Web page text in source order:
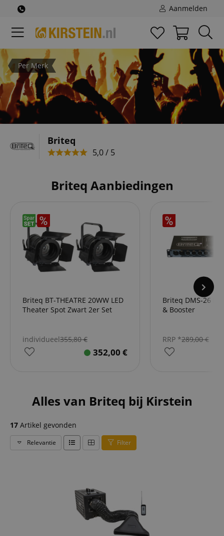
Aanmelden
Per Merk
Briteq
5,0 / 5
Briteq Aanbiedingen
Briteq BT-THEATRE 20WW LED
Theater Spot Zwart 2er Set
individueel355,80€
352,00 €
Briteq DMS-26
& Booster
RRP *289,00€
Alles van Briteq bij Kirstein
17 Artikel gevonden
Relevantie Filter